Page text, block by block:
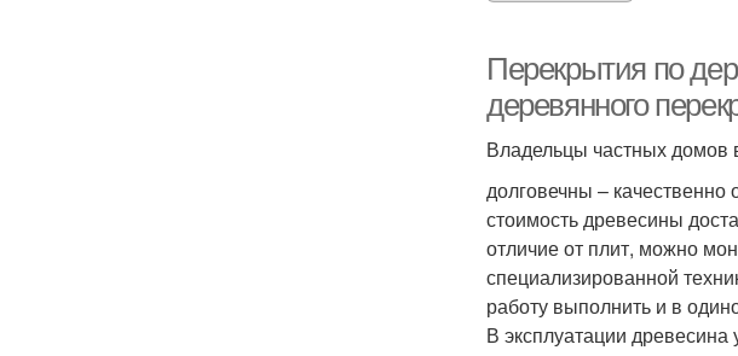
Перекрытия по
деревянного
Владельцы частных домов
долговечны –
стоимость древесины
отличие от плит, можно
специализированной
работу выполнить и в
В эксплуатации древесина